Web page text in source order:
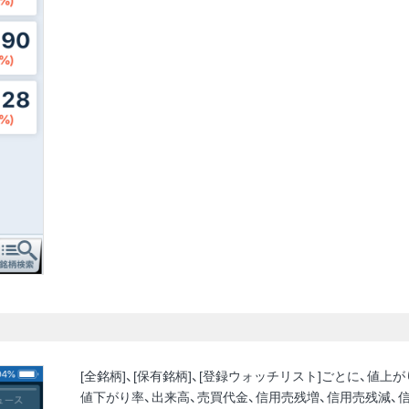
[全銘柄]、[保有銘柄]、[登録ウォッチリスト]ごとに、値上が
値下がり率、出来高、売買代金、信用売残増、信用売残減、